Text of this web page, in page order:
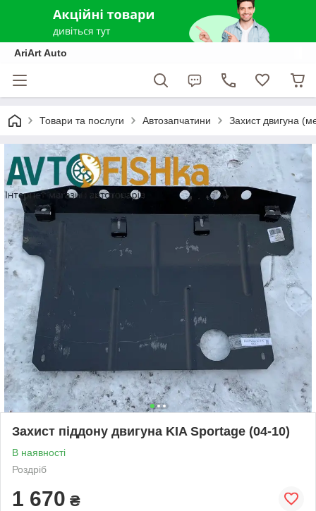
AriArt Auto
Товари та послуги Автозапчатини Захист двигуна
Захист піддону двигуна KIA Sportage (04-10)
В наявності
Роздріб
1 670 ₴